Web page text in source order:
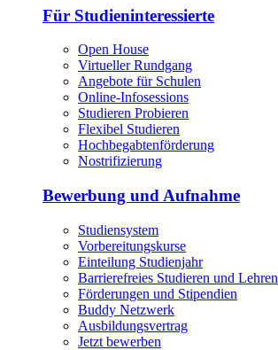
Für Studieninteressierte
Open House
Virtueller Rundgang
Angebote für Schulen
Online-Infosessions
Studieren Probieren
Flexibel Studieren
Hochbegabtenförderung
Nostrifizierung
Bewerbung und Aufnahme
Studiensystem
Vorbereitungskurse
Einteilung Studienjahr
Barrierefreies Studieren und Lehren
Förderungen und Stipendien
Buddy Netzwerk
Ausbildungsvertrag
Jetzt bewerben